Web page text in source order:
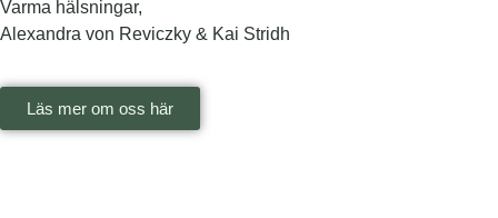
Varma hälsningar,
Alexandra von Reviczky & Kai Stridh
Läs mer om oss här